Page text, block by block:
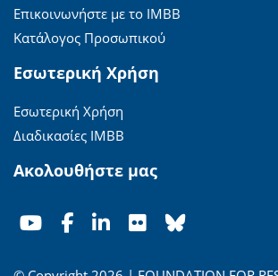
Επικοινωνήστε με το ΙΜΒΒ
Κατάλογος Προσωπικού
Εσωτερική Χρήση
Εσωτερική Χρήση
Διαδικασίες ΙΜΒΒ
Ακολουθήστε μας